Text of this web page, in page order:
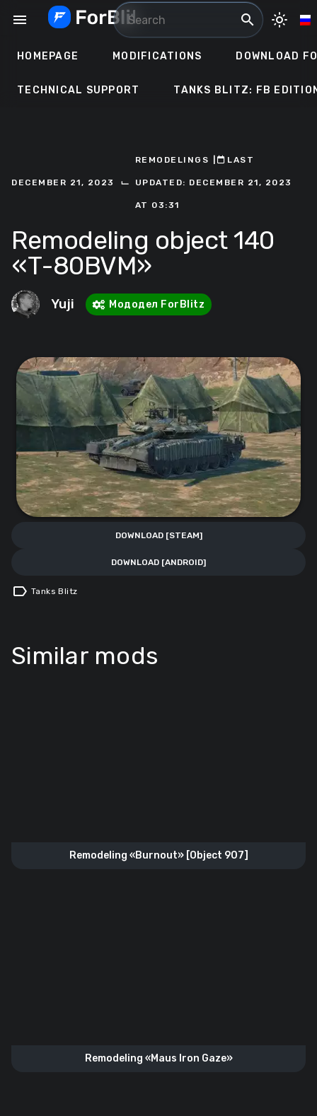
menu search light_mode
HOMEPAGE MODIFICATIONS DOWNLOAD
TECHNICAL SUPPORT TANKS BLITZ: FB
DECEMBER 21, 2023 ⌙
REMODELINGS ㅤLAST
UPDATED: DECEMBER 21, 2023
AT 03:31
Remodeling object 140
«Т-80BVM»
Yuji Мододел ForBlitz
DOWNLOAD [STEAM]
DOWNLOAD [ANDROID]
label Tanks Blitz
Similar mods
Remodeling «Burnout» [Object 907]
Remodeling «Maus Iron Gaze»